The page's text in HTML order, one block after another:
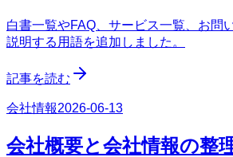
白書一覧やFAQ、サービス一覧、お問
説明する用語を追加しました。
記事を読む
会社情報2026-06-13
会社概要と会社情報の整